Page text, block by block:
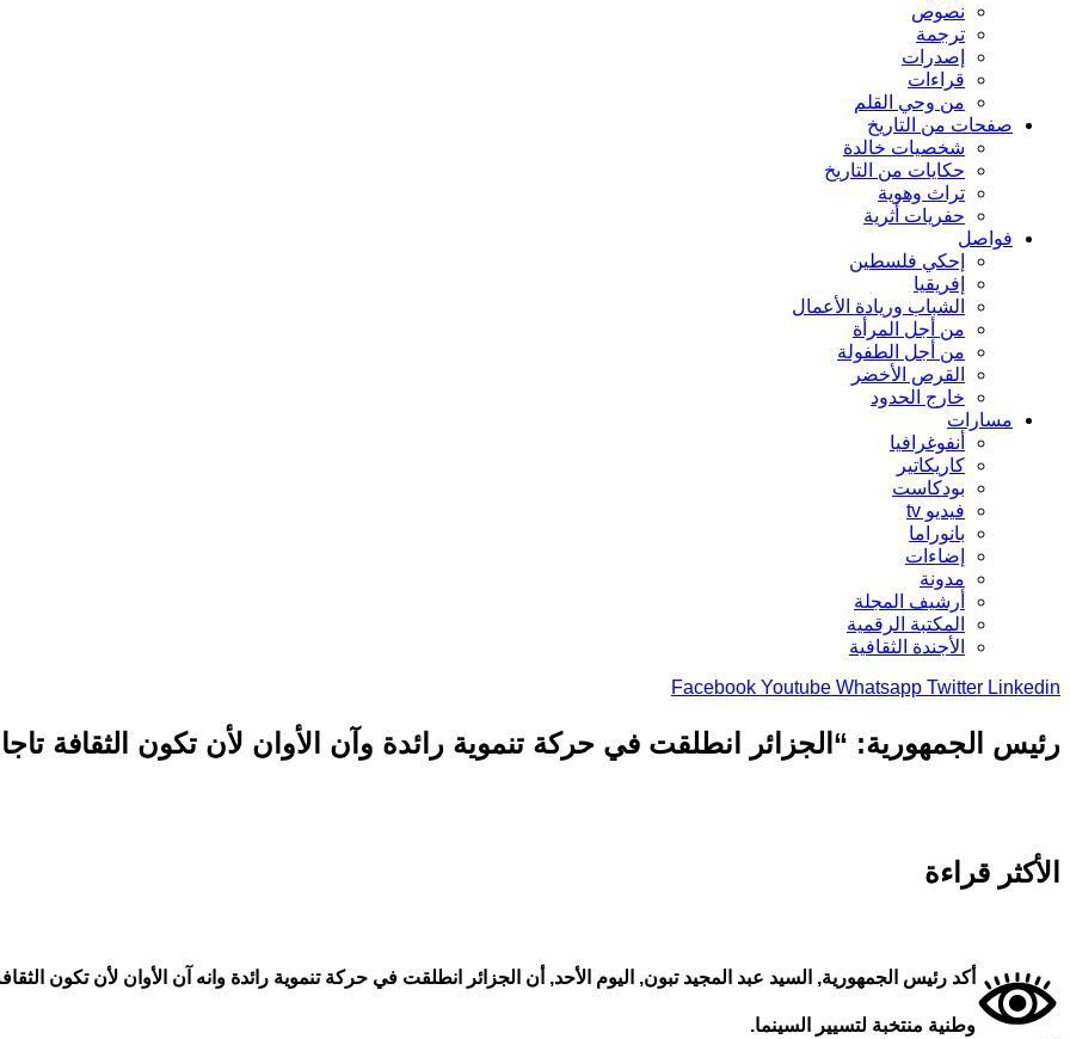
نصوص
ترجمة
إصدرات
قراءات
من وحي القلم
صفحات من التاريخ
شخصيات خالدة
حكايات من التاريخ
تراث وهوية
حفريات أثرية
فواصل
إحكي فلسطين
إفريقيا
الشباب وريادة الأعمال
من أجل المرأة
من أجل الطفولة
القرص الأخضر
خارج الحدود
مسارات
أنفوغرافيا
كاريكاتير
بودكاست
فيديو tv
بانوراما
إضاءات
مدونة
أرشيف المجلة
المكتبة الرقمية
الأجندة الثقافية
Facebook Youtube Whatsapp Twitter Linkedin
رئيس الجمهورية: “الجزائر انطلقت في حركة تنموية رائدة وآن الأوان لأن تكون الثقافة تاجا
الأكثر قراءة
أكد رئيس الجمهورية, السيد عبد المجيد تبون, اليوم الأحد, أن الجزائر انطلقت في حركة تنموية رائدة وانه آن الأوان لأن تكون
وطنية منتخبة لتسيير السينما.